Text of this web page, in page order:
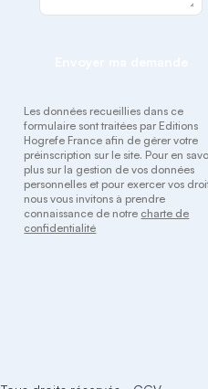
Les données recueillies dans ce
formulaire sont traitées par Editions
Hogrefe France afin de gérer votre
préinscription sur le site. Pour en
plus sur la gestion de vos données
personnelles et pour exercer vos
nous vous invitons à prendre
connaissance de notre charte de
confidentialité